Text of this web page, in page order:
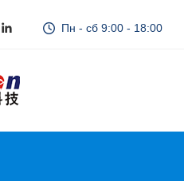
Пн - сб 9:00 - 18:00